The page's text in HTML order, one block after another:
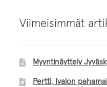
Viimeisimmät
Myyntinäyttely
Pertti, Ivalon